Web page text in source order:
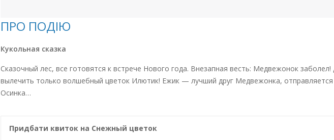
ПРО ПОДІЮ
Кукольная сказка
Сказочный лес, все готовятся к встрече Нового года. Внезапная весть: Медвежонок
вылечить только волшебный цветок Илютик! Ежик — лучший друг Медвежонка,
Осинка…
Придбати квиток на Снежный цветок